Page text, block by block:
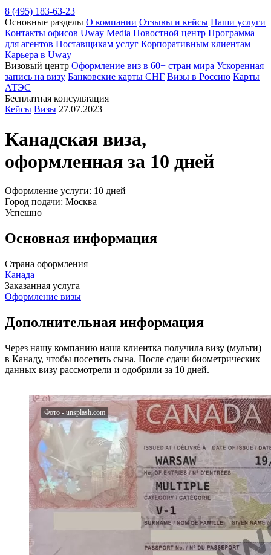
8 (495) 183-63-23
Основные разделы О компании Отзывы и кейсы Наши услуги
Контакты офисов Uway Media Новостной центр Программа
для агентов Поставщикам услуг Корпоративным клиентам
Карьера в Uway
Визовый центр Оформление виз в 60+ стран мира Ускоренная
запись на визу Банковские карты СНГ Визы в Россию Карты
АТЭС
Бесплатная консультация
Кейсы Визы 27.07.2023
Канадская виза,
оформленная за 10 дней
Оформление услуги: 10 дней
Город подачи: Москва
Успешно
Основная информация
Страна оформления
Канада
Заказанная услуга
Оформление визы
Дополнительная информация
Через нашу компанию наша клиентка получила визу (мульти)
в Канаду, чтобы посетить сына. После сдачи биометрических
данных визу рассмотрели и одобрили за 10 дней.